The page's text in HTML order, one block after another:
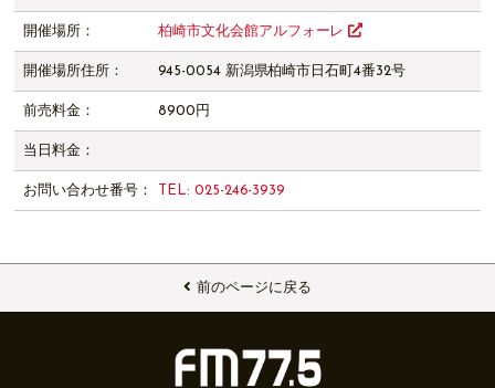
開催場所： 柏崎市文化会館アルフォーレ
開催場所住所： 945-0054 新潟県柏崎市日石町4番32号
前売料金： 8900円
当日料金：
お問い合わせ番号： TEL: 025-246-3939
前のページに戻る